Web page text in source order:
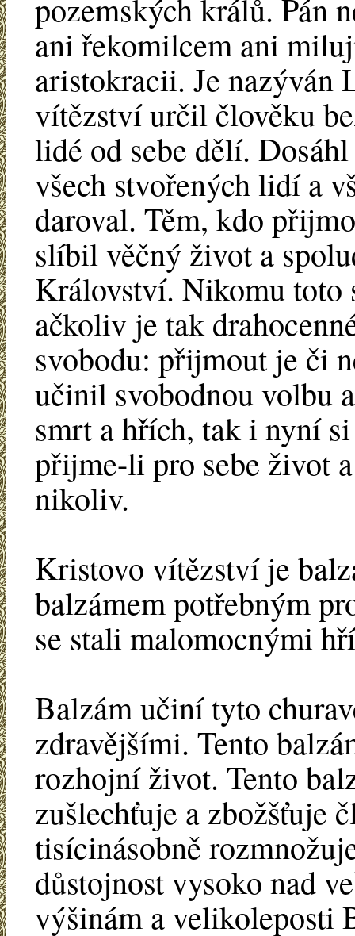
pozemských králů. Pán
ani řekomilcem ani
aristokracii. Je nazýván
vítězství určil člověku
lidé od sebe dělí.
všech stvořených lidí a
daroval. Těm, kdo
slíbil věčný život a
Království. Nikomu toto
ačkoliv je tak
svobodu: přijmout je či
učinil svobodnou volbu
smrt a hřích, tak i nyní
přijme-li pro sebe život
nikoliv.
Kristovo vítězství je
balzámem potřebným
se stali malomocnými
Balzám učiní tyto
zdravějšími. Tento
rozhojní život. Tento
zušlechťuje a zbožšťuje
tisícinásobně
důstojnost vysoko nad
výšinám a velikoleposti